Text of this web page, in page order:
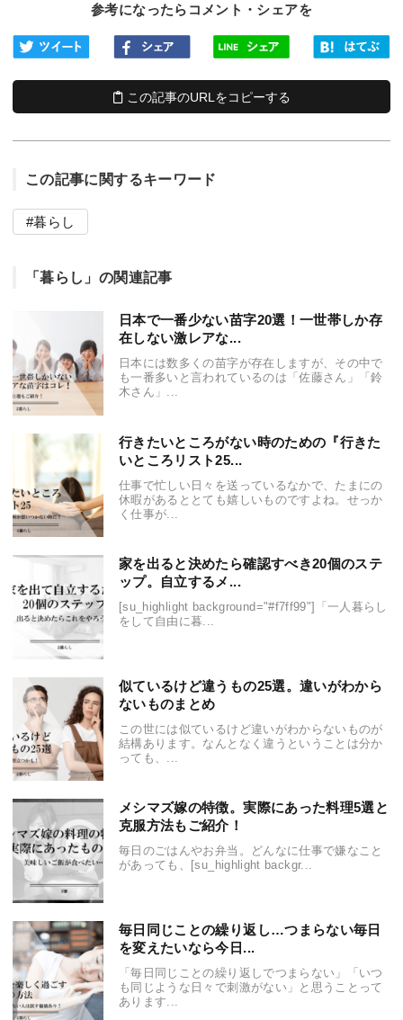
参考になったらコメント・シェアを
この記事のURLをコピーする
この記事に関するキーワード
暮らし
「暮らし」の関連記事
日本で一番少ない苗字20選！一世帯しか存
在しない激レアな...
日本には数多くの苗字が存在しますが、その中で
も一番多いと言われているのは「佐藤さん」「鈴
木さん」...
行きたいところがない時のための『行きた
いところリスト25...
仕事で忙しい日々を送っているなかで、たまにの
休暇があるととても嬉しいものですよね。せっか
く仕事が...
家を出ると決めたら確認すべき20個のステ
ップ。自立するメ...
[su_highlight background="#f7ff99"]「一人暮らし
をして自由に暮...
似ているけど違うもの25選。違いがわから
ないものまとめ
この世には似ているけど違いがわからないものが
結構あります。なんとなく違うということは分か
っても、...
メシマズ嫁の特徴。実際にあった料理5選と
克服方法もご紹介！
毎日のごはんやお弁当。どんなに仕事で嫌なこと
があっても、[su_highlight backgr...
毎日同じことの繰り返し…つまらない毎日
を変えたいなら今日...
「毎日同じことの繰り返しでつまらない」「いつ
も同じような日々で刺激がない」と思うことって
あります...